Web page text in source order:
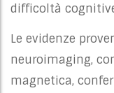
difficoltà
Le evidenze
neuroimaging,
magnetica,